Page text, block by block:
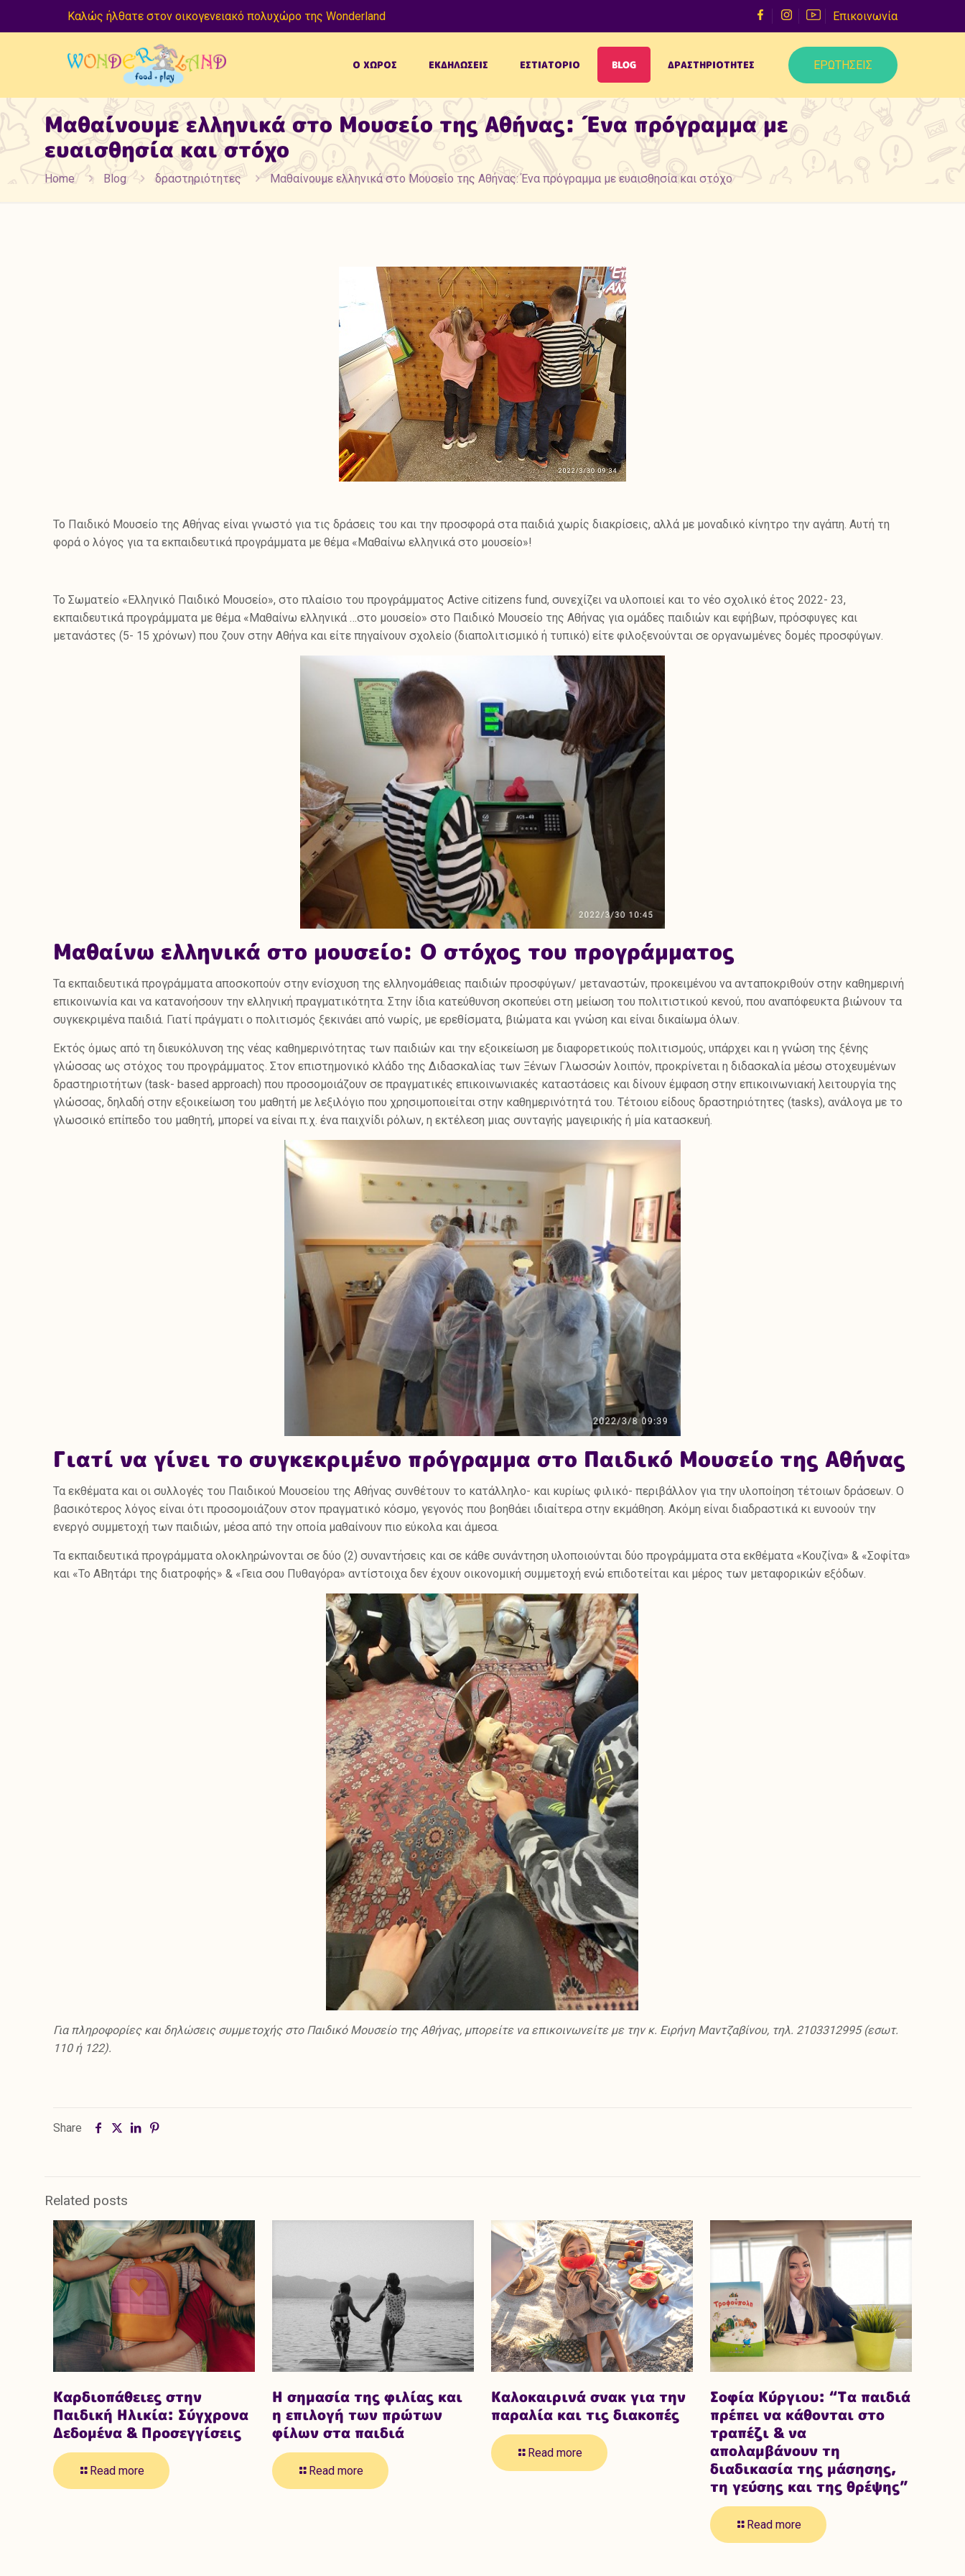
Καλώς ήλθατε στον οικογενειακό πολυχώρο της Wonderland Επικοινωνία
Ο ΧΩΡΟΣ ΕΚΔΗΛΩΣΕΙΣ ΕΣΤΙΑΤΟΡΙΟ BLOG ΔΡΑΣΤΗΡΙΟΤΗΤΕΣ ΕΡΩΤΗΣΕΙΣ
Μαθαίνουμε ελληνικά στο Μουσείο της Αθήνας: Ένα πρόγραμμα με
ευαισθησία και στόχο
Home Blog δραστηριότητες Μαθαίνουμε ελληνικά στο Μουσείο της Αθήνας: Ένα πρόγραμμα με ευαισθησία και στόχο
Το Παιδικό Μουσείο της Αθήνας είναι γνωστό για τις δράσεις του και την προσφορά στα παιδιά χωρίς διακρίσεις, αλλά με μοναδικό κίνητρο την αγάπη. Αυτή τη
φορά ο λόγος για τα εκπαιδευτικά προγράμματα με θέμα «Μαθαίνω ελληνικά στο μουσείο»!
Το Σωματείο «Ελληνικό Παιδικό Μουσείο», στο πλαίσιο του προγράμματος Active citizens fund, συνεχίζει να υλοποιεί και το νέο σχολικό έτος 2022- 23,
εκπαιδευτικά προγράμματα με θέμα «Μαθαίνω ελληνικά …στο μουσείο» στο Παιδικό Μουσείο της Αθήνας για ομάδες παιδιών και εφήβων, πρόσφυγες και
μετανάστες (5- 15 χρόνων) που ζουν στην Αθήνα και είτε πηγαίνουν σχολείο (διαπολιτισμικό ή τυπικό) είτε φιλοξενούνται σε οργανωμένες δομές προσφύγων.
Μαθαίνω ελληνικά στο μουσείο: Ο στόχος του προγράμματος
Τα εκπαιδευτικά προγράμματα αποσκοπούν στην ενίσχυση της ελληνομάθειας παιδιών προσφύγων/ μεταναστών, προκειμένου να ανταποκριθούν στην καθημερινή
επικοινωνία και να κατανοήσουν την ελληνική πραγματικότητα. Στην ίδια κατεύθυνση σκοπεύει στη μείωση του πολιτιστικού κενού, που αναπόφευκτα βιώνουν τα
συγκεκριμένα παιδιά. Γιατί πράγματι ο πολιτισμός ξεκινάει από νωρίς, με ερεθίσματα, βιώματα και γνώση και είναι δικαίωμα όλων.
Εκτός όμως από τη διευκόλυνση της νέας καθημερινότητας των παιδιών και την εξοικείωση με διαφορετικούς πολιτισμούς, υπάρχει και η γνώση της ξένης
γλώσσας ως στόχος του προγράμματος. Στον επιστημονικό κλάδο της Διδασκαλίας των Ξένων Γλωσσών λοιπόν, προκρίνεται η διδασκαλία μέσω στοχευμένων
δραστηριοτήτων (task- based approach) που προσομοιάζουν σε πραγματικές επικοινωνιακές καταστάσεις και δίνουν έμφαση στην επικοινωνιακή λειτουργία της
γλώσσας, δηλαδή στην εξοικείωση του μαθητή με λεξιλόγιο που χρησιμοποιείται στην καθημερινότητά του. Τέτοιου είδους δραστηριότητες (tasks), ανάλογα με το
γλωσσικό επίπεδο του μαθητή, μπορεί να είναι π.χ. ένα παιχνίδι ρόλων, η εκτέλεση μιας συνταγής μαγειρικής ή μία κατασκευή.
Γιατί να γίνει το συγκεκριμένο πρόγραμμα στο Παιδικό Μουσείο της Αθήνας
Τα εκθέματα και οι συλλογές του Παιδικού Μουσείου της Αθήνας συνθέτουν το κατάλληλο- και κυρίως φιλικό- περιβάλλον για την υλοποίηση τέτοιων δράσεων. Ο
βασικότερος λόγος είναι ότι προσομοιάζουν στον πραγματικό κόσμο, γεγονός που βοηθάει ιδιαίτερα στην εκμάθηση. Ακόμη είναι διαδραστικά κι ευνοούν την
ενεργό συμμετοχή των παιδιών, μέσα από την οποία μαθαίνουν πιο εύκολα και άμεσα.
Τα εκπαιδευτικά προγράμματα ολοκληρώνονται σε δύο (2) συναντήσεις και σε κάθε συνάντηση υλοποιούνται δύο προγράμματα στα εκθέματα «Κουζίνα» & «Σοφίτα»
και «Το ΑΒητάρι της διατροφής» & «Γεια σου Πυθαγόρα» αντίστοιχα δεν έχουν οικονομική συμμετοχή ενώ επιδοτείται και μέρος των μεταφορικών εξόδων.
Για πληροφορίες και δηλώσεις συμμετοχής στο Παιδικό Μουσείο της Αθήνας, μπορείτε να επικοινωνείτε με την κ. Ειρήνη Μαντζαβίνου, τηλ. 2103312995 (εσωτ.
110 ή 122).
Share
Related posts
Καρδιοπάθειες στην
Παιδική Ηλικία: Σύγχρονα
Δεδομένα & Προσεγγίσεις
Read more
Η σημασία της φιλίας και
η επιλογή των πρώτων
φίλων στα παιδιά
Read more
Καλοκαιρινά σνακ για την
παραλία και τις διακοπές
Read more
Σοφία Κύργιου: “Τα παιδιά
πρέπει να κάθονται στο
τραπέζι & να
απολαμβάνουν τη
διαδικασία της μάσησης,
τη γεύσης και της θρέψης”
Read more